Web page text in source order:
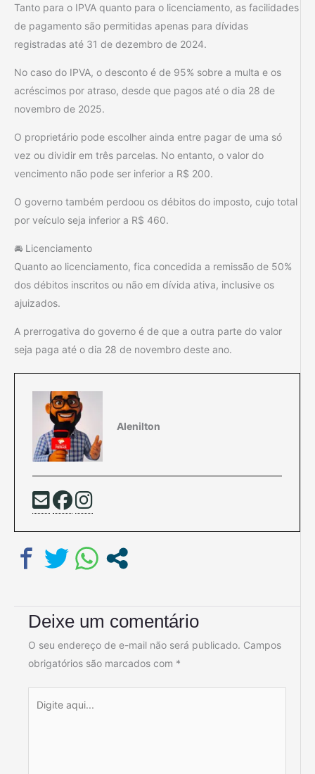
Tanto para o IPVA quanto para o licenciamento, as facilidades
de pagamento são permitidas apenas para dívidas
registradas até 31 de dezembro de 2024.
No caso do IPVA, o desconto é de 95% sobre a multa e os
acréscimos por atraso, desde que pagos até o dia 28 de
novembro de 2025.
O proprietário pode escolher ainda entre pagar de uma só
vez ou dividir em três parcelas. No entanto, o valor do
vencimento não pode ser inferior a R$ 200.
O governo também perdoou os débitos do imposto, cujo total
por veículo seja inferior a R$ 460.
🚘 Licenciamento
Quanto ao licenciamento, fica concedida a remissão de 50%
dos débitos inscritos ou não em dívida ativa, inclusive os
ajuizados.
A prerrogativa do governo é de que a outra parte do valor
seja paga até o dia 28 de novembro deste ano.
Alenilton
Deixe um comentário
O seu endereço de e-mail não será publicado. Campos
obrigatórios são marcados com *
aqui...